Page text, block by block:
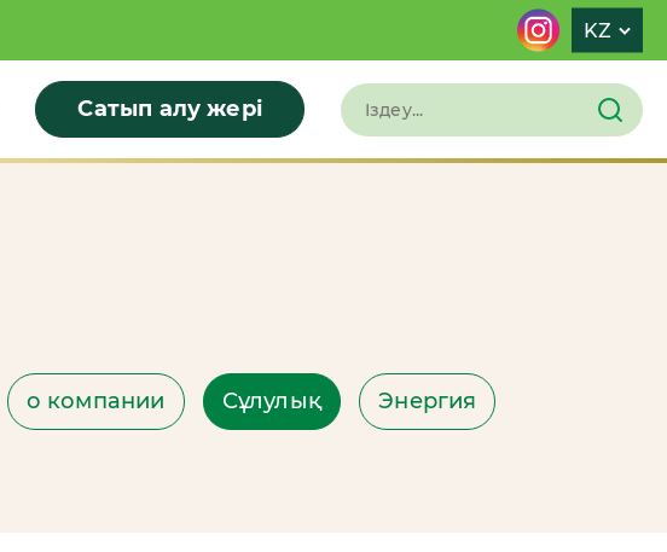
KZ
Сатып алу жері
о компании Сұлулық Энергия